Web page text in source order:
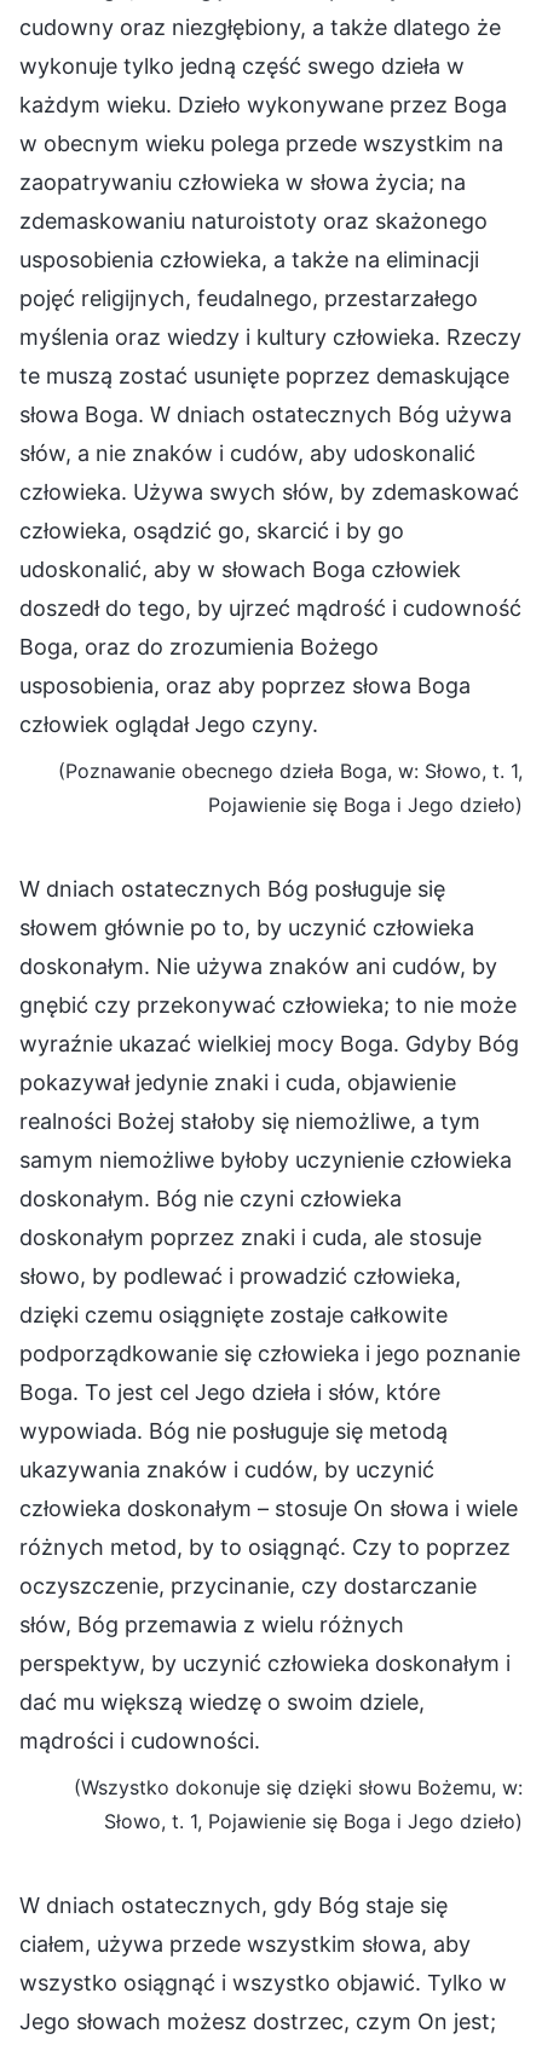
cudowny oraz niezgłębiony, a także dlatego że
wykonuje tylko jedną część swego dzieła w
każdym wieku. Dzieło wykonywane przez Boga
w obecnym wieku polega przede wszystkim na
zaopatrywaniu człowieka w słowa życia; na
zdemaskowaniu naturoistoty oraz skażonego
usposobienia człowieka, a także na eliminacji
pojęć religijnych, feudalnego, przestarzałego
myślenia oraz wiedzy i kultury człowieka. Rzeczy
te muszą zostać usunięte poprzez demaskujące
słowa Boga. W dniach ostatecznych Bóg używa
słów, a nie znaków i cudów, aby udoskonalić
człowieka. Używa swych słów, by zdemaskować
człowieka, osądzić go, skarcić i by go
udoskonalić, aby w słowach Boga człowiek
doszedł do tego, by ujrzeć mądrość i cudowność
Boga, oraz do zrozumienia Bożego
usposobienia, oraz aby poprzez słowa Boga
człowiek oglądał Jego czyny.
(Poznawanie obecnego dzieła Boga, w: Słowo, t. 1,
Pojawienie się Boga i Jego dzieło)
W dniach ostatecznych Bóg posługuje się
słowem głównie po to, by uczynić człowieka
doskonałym. Nie używa znaków ani cudów, by
gnębić czy przekonywać człowieka; to nie może
wyraźnie ukazać wielkiej mocy Boga. Gdyby Bóg
pokazywał jedynie znaki i cuda, objawienie
realności Bożej stałoby się niemożliwe, a tym
samym niemożliwe byłoby uczynienie człowieka
doskonałym. Bóg nie czyni człowieka
doskonałym poprzez znaki i cuda, ale stosuje
słowo, by podlewać i prowadzić człowieka,
dzięki czemu osiągnięte zostaje całkowite
podporządkowanie się człowieka i jego poznanie
Boga. To jest cel Jego dzieła i słów, które
wypowiada. Bóg nie posługuje się metodą
ukazywania znaków i cudów, by uczynić
człowieka doskonałym – stosuje On słowa i wiele
różnych metod, by to osiągnąć. Czy to poprzez
oczyszczenie, przycinanie, czy dostarczanie
słów, Bóg przemawia z wielu różnych
perspektyw, by uczynić człowieka doskonałym i
dać mu większą wiedzę o swoim dziele,
mądrości i cudowności.
(Wszystko dokonuje się dzięki słowu Bożemu, w:
Słowo, t. 1, Pojawienie się Boga i Jego dzieło)
W dniach ostatecznych, gdy Bóg staje się
ciałem, używa przede wszystkim słowa, aby
wszystko osiągnąć i wszystko objawić. Tylko w
Jego słowach możesz dostrzec, czym On jest;